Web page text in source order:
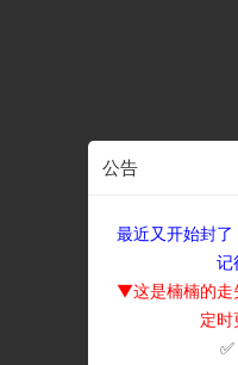
公告
最近又开始封
记
▼这是楠楠的走
定时